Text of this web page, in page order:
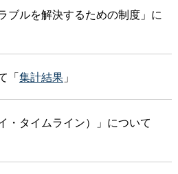
ブルを解決するための制度」に
「集計結果」
・タイムライン）」について